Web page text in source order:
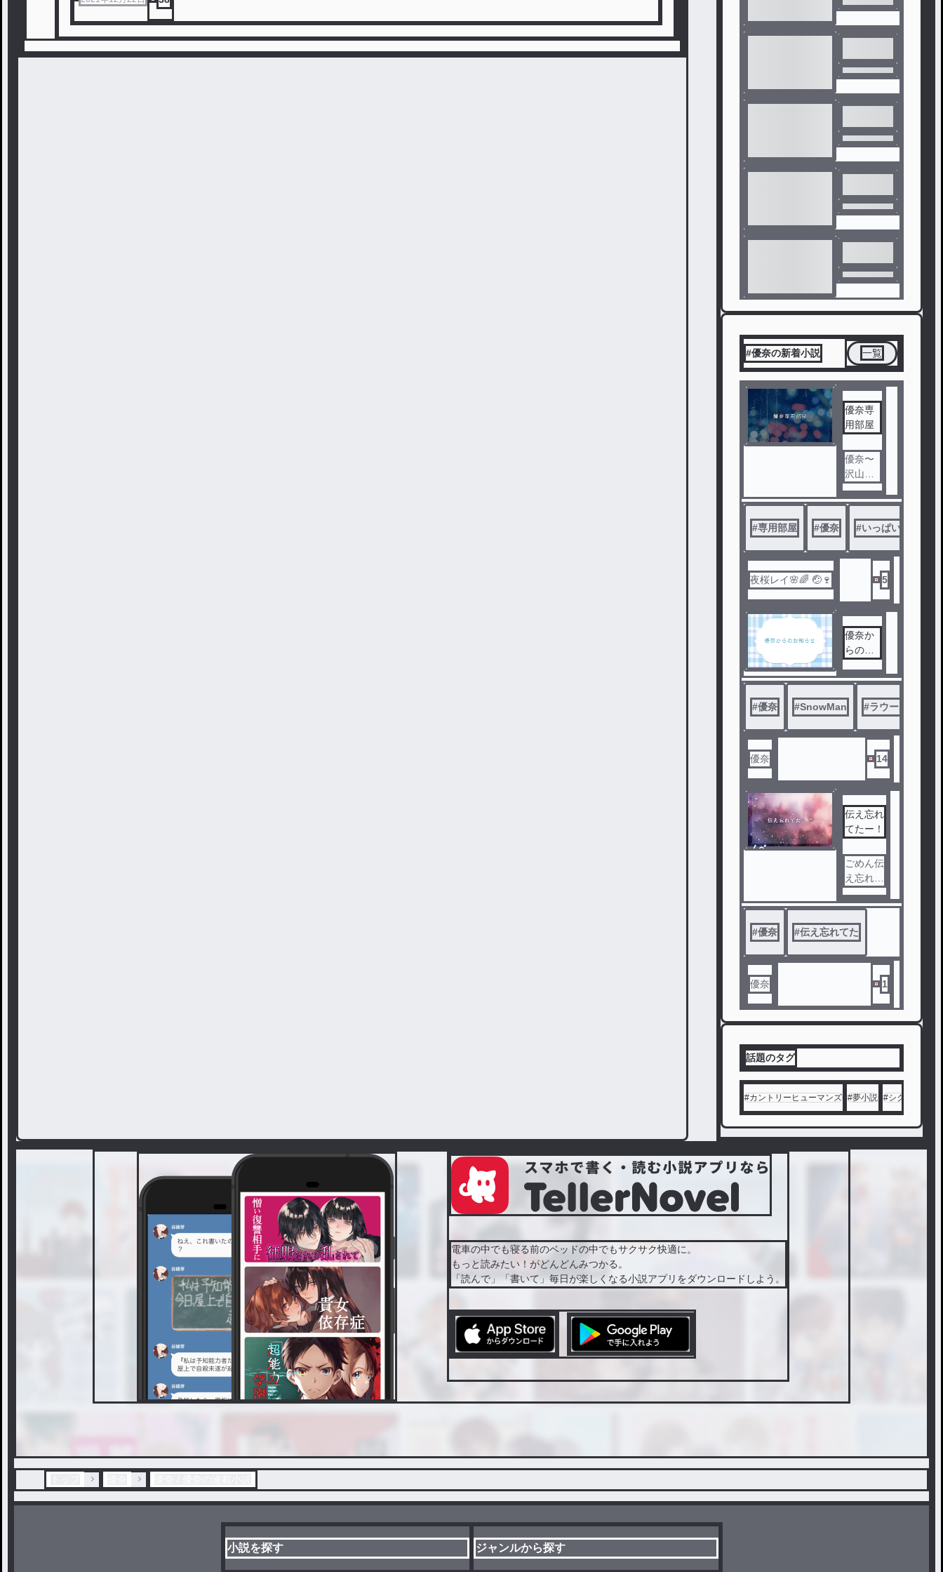
#優奈の新着小説 一覧
優奈専
用部屋
優奈〜
沢山話
そ〜！
#専用部屋 #優奈 #いっぱい話そ〜！
夜桜レイ🌸🌈 🤕🍷 5
優奈か
らのお
#優奈 #SnowMan #ラウール
優奈 14
ノベ
伝え忘れ
てたー！
ごめん伝
え忘れて
た！！…
#優奈 #伝え忘れてた
優奈 1
話題のタグ
#カントリーヒューマンズ #夢小説 #シクフォニ
電車の中でも寝る前のベッドの中でもサクサク快適に。
もっと読みたい！がどんどんみつかる。
「読んで」「書いて」毎日が楽しくなる小説アプリをダウンロードしよう。
小説を探す ジャンルから探す